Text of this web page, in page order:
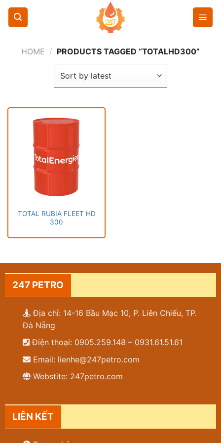
Chuyển
nội
HOME / PRODUCTS TAGGED “TOTALHD300”
TOTAL RUBIA FLEET HD
300
247 PETRO
Địa chỉ: 14-16 Bầu Mạc 10, P. Liên Chiểu, TP.
Đà Nẵng
Điện thoại: 0905.259.148 – 0931.61.51.61
Email: lienhe@247petro.com
Webstite: 247petro.com
LIÊN KẾT